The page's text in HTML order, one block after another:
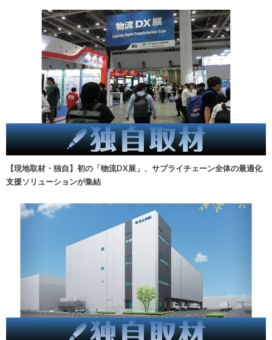
【現地取材・独自】初の「物流DX展」、サプライチェーン全体の最適化
支援ソリューションが集結